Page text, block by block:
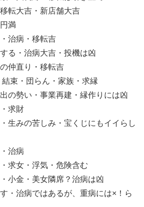
転大吉・新店舗大吉
満
治病・移転吉
る・治病大吉・投機は凶
仲直り・移転吉
結束・団らん・家族・求縁
の勢い・事業再建・縁作りには凶
求財
生みの苦しみ・宝くじにもイイらし
治病
求女・浮気・危険含む
小金・美女隣席？治病は凶
・治病ではあるが、重病には×！ら